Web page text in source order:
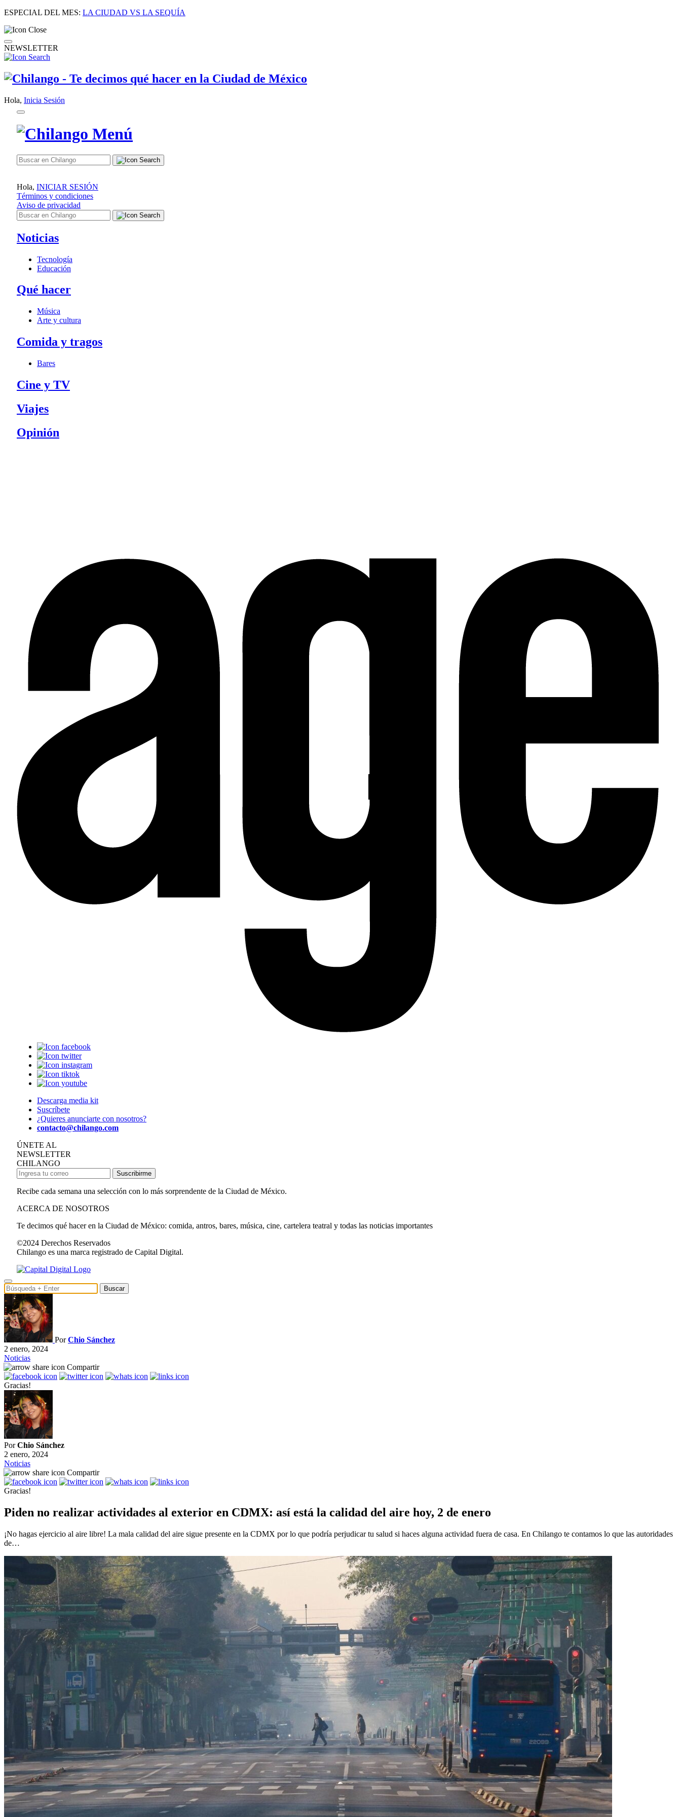
ESPECIAL DEL MES: LA CIUDAD VS LA SEQUÍA
NEWSLETTER
Hola, Inicia Sesión
Hola, INICIAR SESIÓN
Términos y condiciones
Aviso de privacidad
Noticias
Tecnología
Educación
Qué hacer
Música
Arte y cultura
Comida y tragos
Bares
Cine y TV
Viajes
Opinión
Descarga media kit
Suscríbete
¿Quieres anunciarte con nosotros?
contacto@chilango.com
ÚNETE AL
NEWSLETTER
CHILANGO
Suscribirme
Recibe cada semana una selección con lo más sorprendente de la Ciudad de México.
ACERCA DE NOSOTROS
Te decimos qué hacer en la Ciudad de México: comida, antros, bares, música, cine, cartelera teatral y todas las noticias importantes
©2024 Derechos Reservados
Chilango es una marca registrado de Capital Digital.
Buscar
PorChio Sánchez
2 enero, 2024
Noticias
Compartir
Gracias!
PorChio Sánchez
2 enero, 2024
Noticias
Compartir
Gracias!
Piden no realizar actividades al exterior en CDMX: así está la calidad del aire hoy, 2 de enero
¡No hagas ejercicio al aire libre! La mala calidad del aire sigue presente en la CDMX por lo que podría perjudicar tu salud si haces alguna actividad fuera de casa. En Chilango te contamos lo que las autoridades
de…